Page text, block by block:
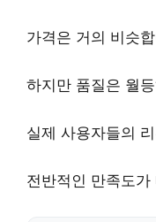
가격은 거의 비슷
하지만 품질은 월
실제 사용자들의
전반적인 만족도